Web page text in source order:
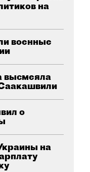
на
военные
высмеяла
о
на